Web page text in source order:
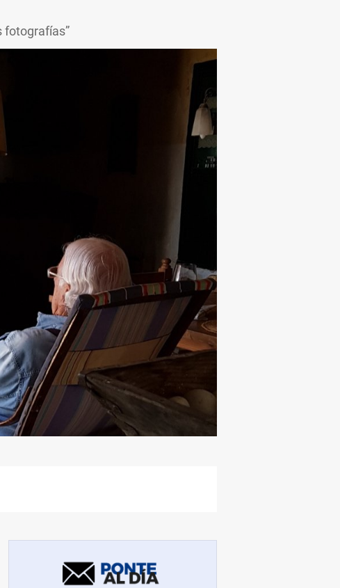
fotografías”